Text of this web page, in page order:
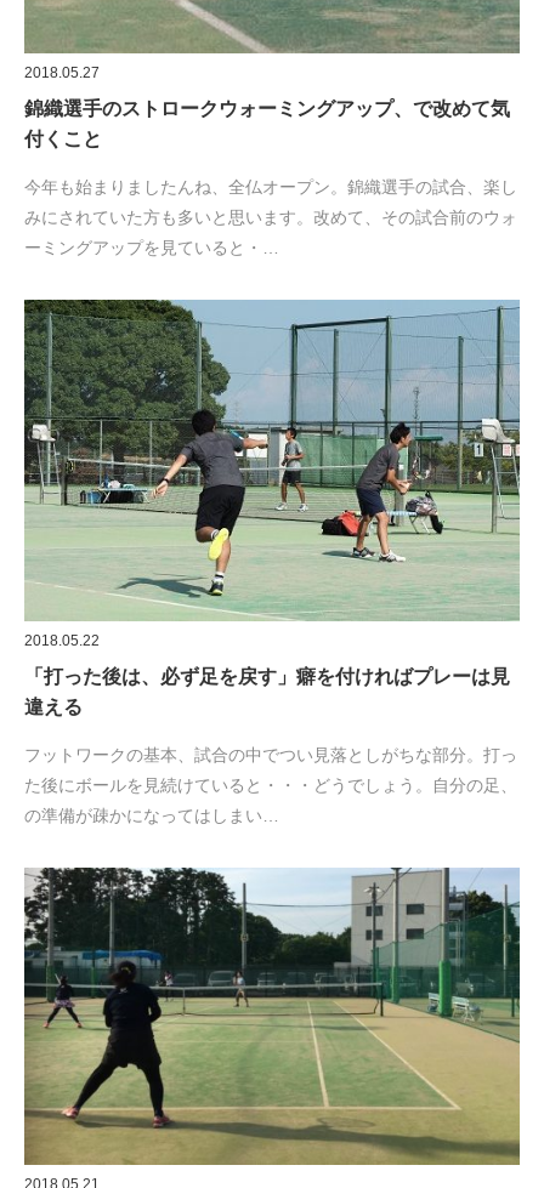
2018.05.27
錦織選手のストロークウォーミングアップ、で改めて気
付くこと
今年も始まりましたんね、全仏オープン。錦織選手の試合、楽し
みにされていた方も多いと思います。改めて、その試合前のウォ
ーミングアップを見ていると・…
2018.05.22
「打った後は、必ず足を戻す」癖を付ければプレーは見
違える
フットワークの基本、試合の中でつい見落としがちな部分。打っ
た後にボールを見続けていると・・・どうでしょう。自分の足、
の準備が疎かになってはしまい…